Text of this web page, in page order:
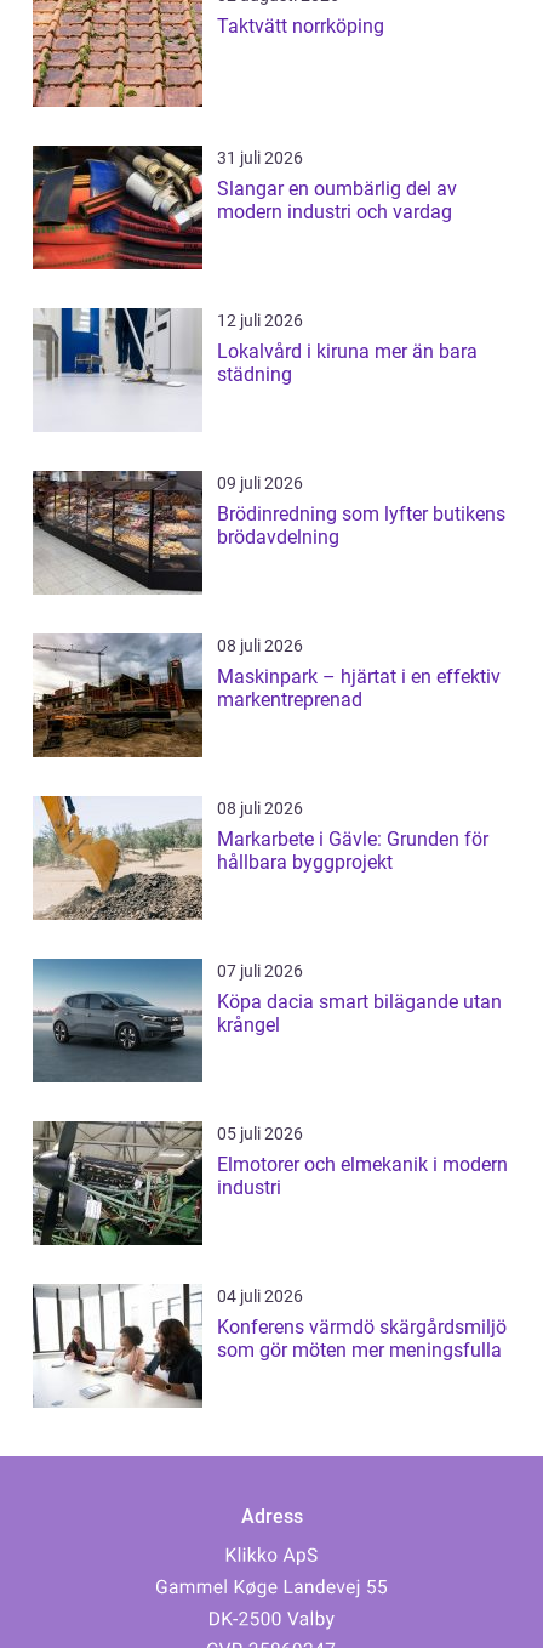
Taktvätt norrköping
31 juli 2026
Slangar en oumbärlig del av
modern industri och vardag
12 juli 2026
Lokalvård i kiruna mer än bara
städning
09 juli 2026
Brödinredning som lyfter butikens
brödavdelning
08 juli 2026
Maskinpark – hjärtat i en effektiv
markentreprenad
08 juli 2026
Markarbete i Gävle: Grunden för
hållbara byggprojekt
07 juli 2026
Köpa dacia smart bilägande utan
krångel
05 juli 2026
Elmotorer och elmekanik i modern
industri
04 juli 2026
Konferens värmdö skärgårdsmiljö
som gör möten mer meningsfulla
Adress